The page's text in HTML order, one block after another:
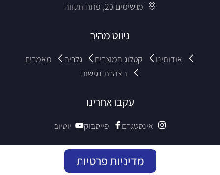
מגשימים 20, פתח תקווה
ניווט מהיר
אודותינו קטלוג המוצרים גלריה
מאמרים
הצהרת נגישות
עקבו אחרינו
אינסטגרם פייסבוק יוטיוב
מדיניות פרטיות